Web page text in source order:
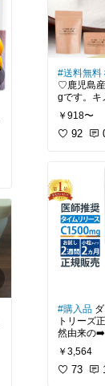
お腹の調
お口の中
用してい
糖質を含
た人間が
奥歯に歯
がありま
ね。
普段はガ
乳酸菌も
例えば、
ば、食事
しの重曹
す。その
菌を口の
体に満遍
るように
ろ、すす
い重曹を
で次亜塩
段階です。
#送料無料
♡鹿児島
gです。キ
ラサラし
我が家で
商品)で2
を使い分
炭酸水に
ますが、
けるので
せん。
【クエン
ず】とい
体調面で
は読んで
が、入手
関係する
広まった
￥918〜
92
#購入品
トリーズ
然由来の
ス加工 ビ
g 180粒入
￥3,564
73